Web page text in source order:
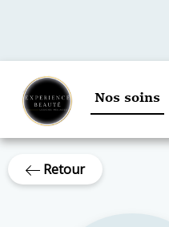
Nos soins
Retour